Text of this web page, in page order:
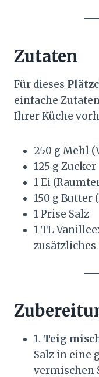
Zutaten
Für dieses
einfache
Ihrer Küche
250 g Mehl
125 g Zucker
1 Ei
150 g Butter
1 Prise Salz
1 TL
zusätzliches
1. Teig
Salz in eine
vermischen